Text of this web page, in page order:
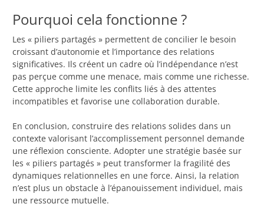
Pourquoi cela fonctionne ?
Les « piliers partagés » permettent de concilier le besoin
croissant d’autonomie et l’importance des relations
significatives. Ils créent un cadre où l’indépendance n’est
pas perçue comme une menace, mais comme une richesse.
Cette approche limite les conflits liés à des attentes
incompatibles et favorise une collaboration durable.
En conclusion, construire des relations solides dans un
contexte valorisant l’accomplissement personnel demande
une réflexion consciente. Adopter une stratégie basée sur
les « piliers partagés » peut transformer la fragilité des
dynamiques relationnelles en une force. Ainsi, la relation
n’est plus un obstacle à l’épanouissement individuel, mais
une ressource mutuelle.